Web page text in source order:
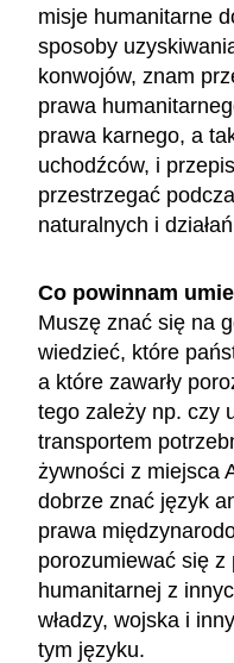
misje humanitarne
sposoby
konwojów, znam
prawa
prawa karnego, a
uchodźców, i
przestrzegać
naturalnych i
Co powinnam
Muszę znać się na
wiedzieć, które
a które zawarły
tego zależy np. czy
transportem
żywności z miejsca
dobrze znać język
prawa
porozumiewać się
humanitarnej z
władzy, wojska i
tym języku.